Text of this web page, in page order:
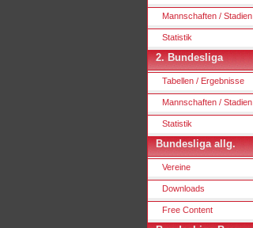
Mannschaften / Stadien
Statistik
2. Bundesliga
Tabellen / Ergebnisse
Mannschaften / Stadien
Statistik
Bundesliga allg.
Vereine
Downloads
Free Content